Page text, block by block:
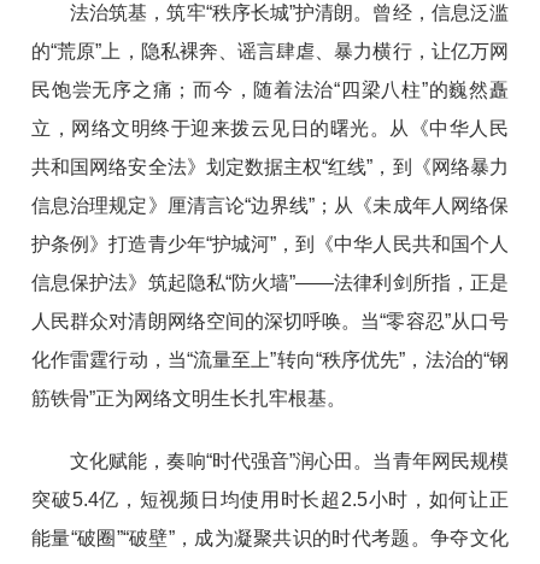
法治筑基，筑牢“秩序长城”护清朗。曾经，信息泛滥
的“荒原”上，隐私裸奔、谣言肆虐、暴力横行，让亿万网
民饱尝无序之痛；而今，随着法治“四梁八柱”的巍然矗
立，网络文明终于迎来拨云见日的曙光。从《中华人民
共和国网络安全法》划定数据主权“红线”，到《网络暴力
信息治理规定》厘清言论“边界线”；从《未成年人网络保
护条例》打造青少年“护城河”，到《中华人民共和国个人
信息保护法》筑起隐私“防火墙”——法律利剑所指，正是
人民群众对清朗网络空间的深切呼唤。当“零容忍”从口号
化作雷霆行动，当“流量至上”转向“秩序优先”，法治的“钢
筋铁骨”正为网络文明生长扎牢根基。
文化赋能，奏响“时代强音”润心田。当青年网民规模
突破5.4亿，短视频日均使用时长超2.5小时，如何让正
能量“破圈”“破壁”，成为凝聚共识的时代考题。争夺文化